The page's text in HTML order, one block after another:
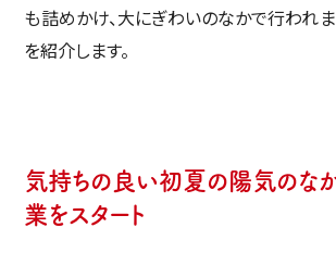
も詰めかけ、大にぎわいのなかで行われ
を紹介します。
気持ちの良い初夏の陽気のな
業をスタート